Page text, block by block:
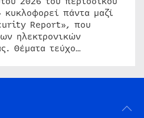
πάντα μαζί
Report», που
ηλεκτρονικών
Θέματα τεύχο…